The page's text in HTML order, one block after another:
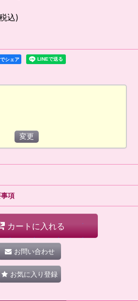
込)
シェア
変更
項
カートに入れる
お問い合わせ
お気に入り登録